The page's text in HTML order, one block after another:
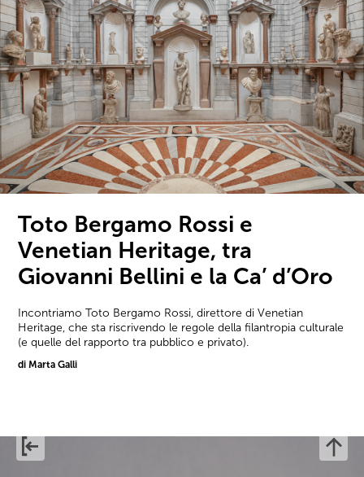
Toto Bergamo Rossi e
Venetian Heritage, tra
Giovanni Bellini e la Ca’ d’Oro
Incontriamo Toto Bergamo Rossi, direttore di Venetian
Heritage, che sta riscrivendo le regole della filantropia culturale
(e quelle del rapporto tra pubblico e privato).
di Marta Galli